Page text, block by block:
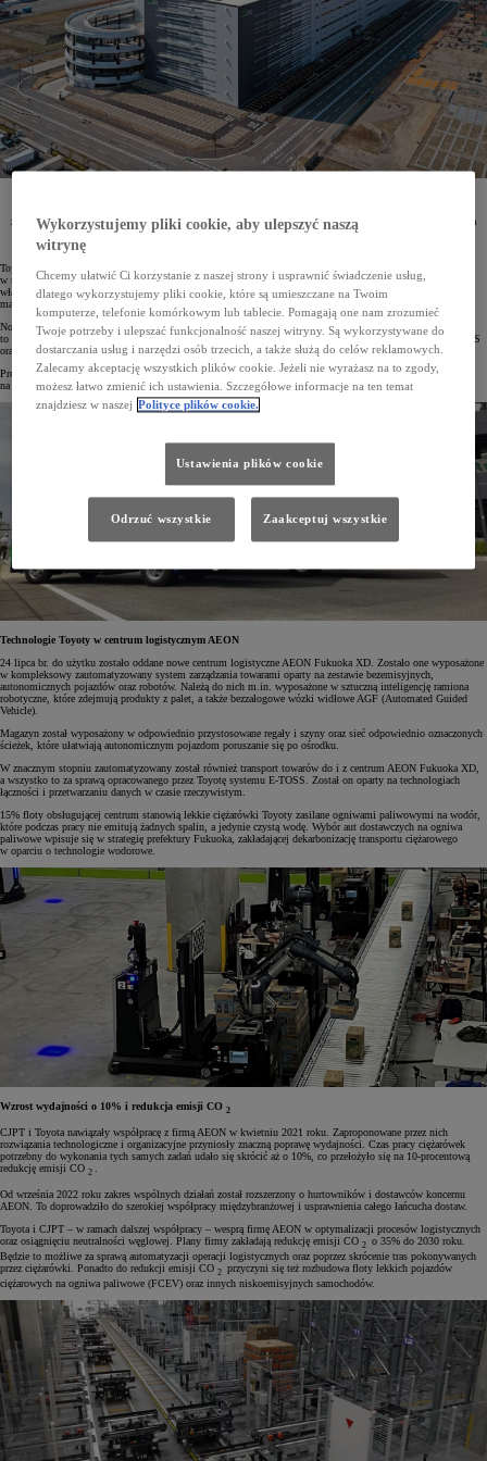
zautomatyzowany magazyn z autonomicznymi pojazdami elektrycznymi oraz robotami AI. Centrum
powstało w ramach współpracy Toyoty i CJPT z firmą AEON, japońskim właścicielem sieci
Toyota wraz z CJPT (Commercial Japan Partnership Technologies Corporation) wyposażyły
w najnowocześniejsze technologie nowe centrum logistyczne AEON Fukuoka XD, należące do japońskiego
właściciela sieci supermarketów i sklepów detalicznych. Wdrożono tam m.in. zaawansowany system
magazynowy oparty na inteligentnych robotach i elektrycznych pojazdach autonomicznych.
Nowe centrum ma usprawnić dostawy towarów do supermarketów i sklepów sieci AEON. Wszystko
to za sprawą opracowanego przez Toyotę zautomatyzowanego systemu zarządzania ruchem ciężarówek E-TOSS
oraz dzięki nowej flocie wodorowych aut dostawczych.
Projekt wpisuje się w realizowaną przez prefekturę Fukuoka politykę dekarbonizacji transportu opartej
na wodorze.
Technologie Toyoty w centrum logistycznym AEON
24 lipca br. do użytku zostało oddane nowe centrum logistyczne AEON Fukuoka XD. Zostało one wyposażone
w kompleksowy zautomatyzowany system zarządzania towarami oparty na zestawie bezemisyjnych,
autonomicznych pojazdów oraz robotów. Należą do nich m.in. wyposażone w sztuczną inteligencję ramiona
robotyczne, które zdejmują produkty z palet, a także bezzałogowe wózki widłowe AGF (Automated Guided
Vehicle).
Magazyn został wyposażony w odpowiednio przystosowane regały i szyny oraz sieć odpowiednio oznaczonych
ścieżek, które ułatwiają autonomicznym pojazdom poruszanie się po ośrodku.
W znacznym stopniu zautomatyzowany został również transport towarów do i z centrum AEON Fukuoka XD,
a wszystko to za sprawą opracowanego przez Toyotę systemu E-TOSS. Został on oparty na technologiach
łączności i przetwarzaniu danych w czasie rzeczywistym.
15% floty obsługującej centrum stanowią lekkie ciężarówki Toyoty zasilane ogniwami paliwowymi na wodór,
które podczas pracy nie emitują żadnych spalin, a jedynie czystą wodę. Wybór aut dostawczych na ogniwa
paliwowe wpisuje się w strategię prefektury Fukuoka, zakładającej dekarbonizację transportu ciężarowego
w oparciu o technologie wodorowe.
Wzrost wydajności o 10% i redukcja emisji CO 2
CJPT i Toyota nawiązały współpracę z firmą AEON w kwietniu 2021 roku. Zaproponowane przez nich
rozwiązania technologiczne i organizacyjne przyniosły znaczną poprawę wydajności. Czas pracy ciężarówek
potrzebny do wykonania tych samych zadań udało się skrócić aż o 10%, co przełożyło się na 10-procentową
redukcję emisji CO 2
Od września 2022 roku zakres wspólnych działań został rozszerzony o hurtowników i dostawców koncernu
AEON. To doprowadziło do szerokiej współpracy międzybranżowej i usprawnienia całego łańcucha dostaw.
Toyota i CJPT – w ramach dalszej współpracy – wesprą firmę AEON w optymalizacji procesów logistycznych
oraz osiągnięciu neutralności węglowej. Plany firmy zakładają redukcję emisji CO 2 o 35% do 2030 roku.
Będzie to możliwe za sprawą automatyzacji operacji logistycznych oraz poprzez skrócenie tras pokonywanych
przez ciężarówki. Ponadto do redukcji emisji CO 2 przyczyni się też rozbudowa floty lekkich pojazdów
ciężarowych na ogniwa paliwowe (FCEV) oraz innych niskoemisyjnych samochodów.
Wykorzystujemy pliki cookie, aby ulepszyć naszą
witrynę
Chcemy ułatwić Ci korzystanie z naszej strony i usprawnić świadczenie usług,
dlatego wykorzystujemy pliki cookie, które są umieszczane na Twoim
komputerze, telefonie komórkowym lub tablecie. Pomagają one nam zrozumieć
Twoje potrzeby i ulepszać funkcjonalność naszej witryny. Są wykorzystywane do
dostarczania usług i narzędzi osób trzecich, a także służą do celów reklamowych.
Zalecamy akceptację wszystkich plików cookie. Jeżeli nie wyrażasz na to zgody,
możesz łatwo zmienić ich ustawienia. Szczegółowe informacje na ten temat
znajdziesz w naszej Polityce plików cookie.
Ustawienia plików cookie
Odrzuć wszystkie Zaakceptuj wszystkie